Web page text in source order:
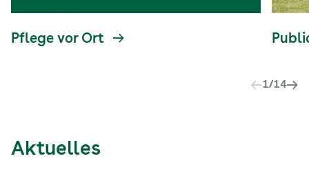
Pflege vor Ort
1/14
Aktuelles